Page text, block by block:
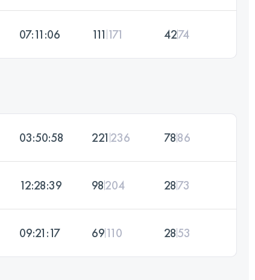
07:11:06 111 171 4274
03:50:58 221 236 7886
12:28:39 98204 2873
09:21:17 69110 2853